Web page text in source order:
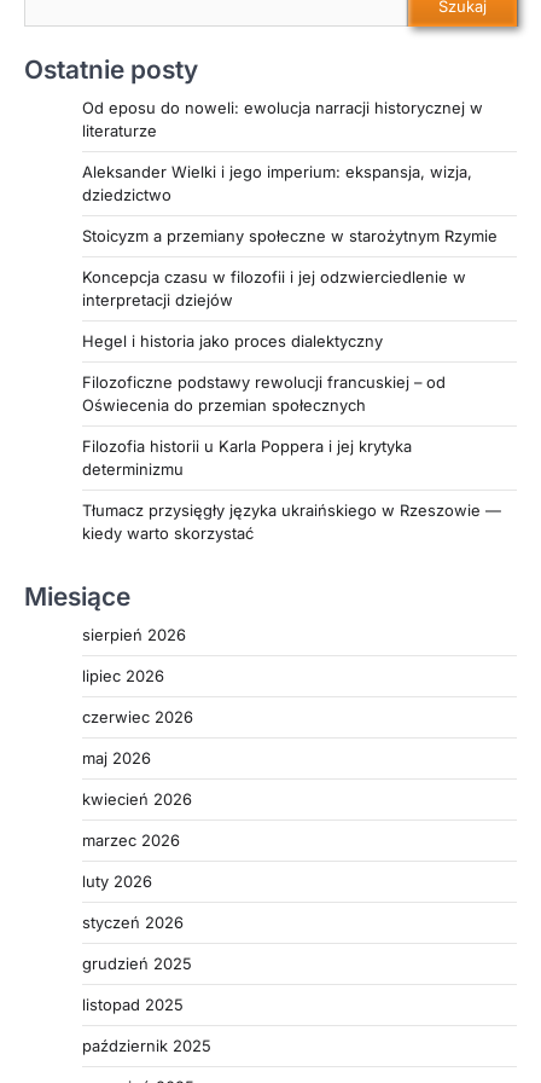
wartości wspólnoty i tradycji. Autor analizuje
również funkcję dydaktyczną bohatera epickiego,
nośnika ponadczasowych wzorców etycznych.
Jeśli fascynuje Cię, jak antyczna literatura
kształtowała wyobrażenie idealnego człowieka i
wpływała na rozwój kultury europejskiej, ten
artykuł jest dla Ciebie obowiązkową lekturą.
Szukaj
Ostatnie posty
Od eposu do noweli: ewolucja narracji historycznej w
literaturze
Aleksander Wielki i jego imperium: ekspansja, wizja,
dziedzictwo
Stoicyzm a przemiany społeczne w starożytnym Rzymie
Koncepcja czasu w filozofii i jej odzwierciedlenie w
interpretacji dziejów
Hegel i historia jako proces dialektyczny
Filozoficzne podstawy rewolucji francuskiej – od
Oświecenia do przemian społecznych
Filozofia historii u Karla Poppera i jej krytyka
determinizmu
Tłumacz przysięgły języka ukraińskiego w Rzeszowie —
kiedy warto skorzystać
Miesiące
sierpień 2026
lipiec 2026
czerwiec 2026
maj 2026
kwiecień 2026
marzec 2026
luty 2026
styczeń 2026
grudzień 2025
listopad 2025
październik 2025